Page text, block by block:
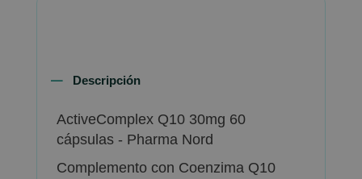
Descripción
ActiveComplex Q10 30mg 60
cápsulas - Pharma Nord
Complemento con Coenzima Q10